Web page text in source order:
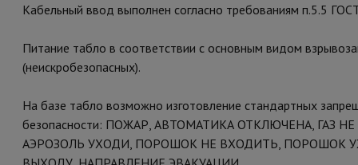
Кабельный ввод выполнен согласно требованиям п.5.5
Питание табло в соответствии с основным видом
(неискробезопасных).
На базе табло возможно изготовление стандартных
безопасности: ПОЖАР, АВТОМАТИКА ОТКЛЮЧЕНА, ГАЗ
АЭРОЗОЛЬ УХОДИ, ПОРОШОК НЕ ВХОДИТЬ, ПОРОШОК